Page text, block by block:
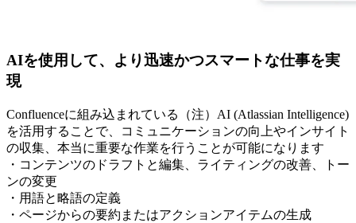
AIを使用して、より迅速かつスマートな仕事を実
現
Confluenceに組み込まれている（注）AI (Atlassian Intelligence)
を活用することで、コミュニケーションの向上やインサイト
の収集、本当に重要な作業を行うことが可能になります
・コンテンツのドラフトと編集、ライティングの改善、トー
ンの変更
・用語と略語の定義
・ページからの要約またはアクションアイテムの生成